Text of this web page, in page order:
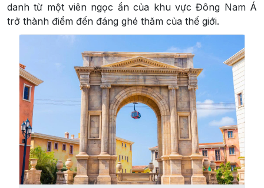
danh từ một viên ngọc ẩn của khu vực Đông Nam Á
trở thành điểm đến đáng ghé thăm của thế giới.